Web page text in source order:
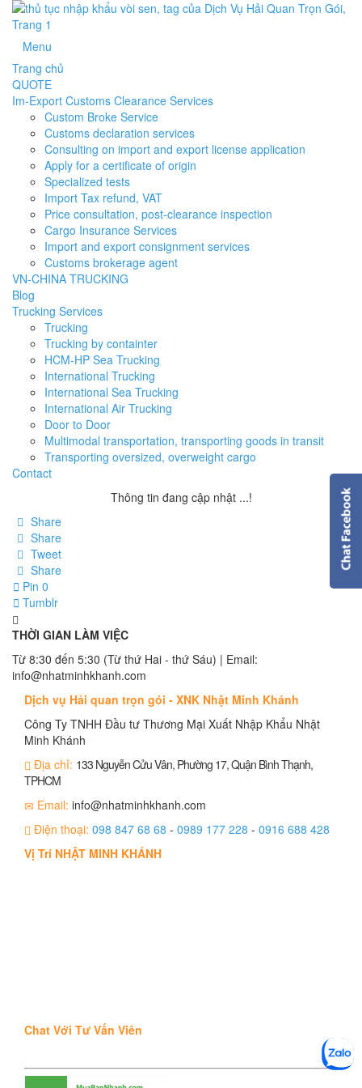
Menu
Trang chủ
QUOTE
Im-Export Customs Clearance Services
Custom Broke Service
Customs declaration services
Consulting on import and export license application
Apply for a certificate of origin
Specialized tests
Import Tax refund, VAT
Price consultation, post-clearance inspection
Cargo Insurance Services
Import and export consignment services
Customs brokerage agent
VN-CHINA TRUCKING
Blog
Trucking Services
Trucking
Trucking by containter
HCM-HP Sea Trucking
International Trucking
International Sea Trucking
International Air Trucking
Door to Door
Multimodal transportation, transporting goods in transit
Transporting oversized, overweight cargo
Contact
Thông tin đang cập nhật ...!
Share
Share
Tweet
Share
Pin 0
Tumblr
THỜI GIAN LÀM VIỆC
Từ 8:30 đến 5:30 (Từ thứ Hai - thứ Sáu) | Email:
info@nhatminhkhanh.com
Dịch vụ Hải quan trọn gói - XNK Nhật Minh Khánh
Công Ty TNHH Đầu tư Thương Mại Xuất Nhập Khẩu Nhật
Minh Khánh
Địa chỉ: 133 Nguyễn Cửu Vân, Phường 17, Quận Bình Thạnh,
TPHCM
Email: info@nhatminhkhanh.com
Điện thoại: 098 847 68 68 - 0989 177 228 - 0916 688 428
Vị Trí NHẬT MINH KHÁNH
Chat Với Tư Vấn Viên